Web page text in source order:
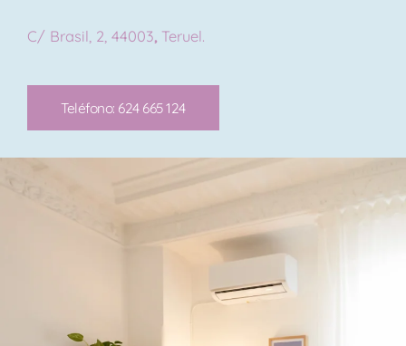
C/ Brasil, 2, 44003, Teruel.
Teléfono: 624 665 124